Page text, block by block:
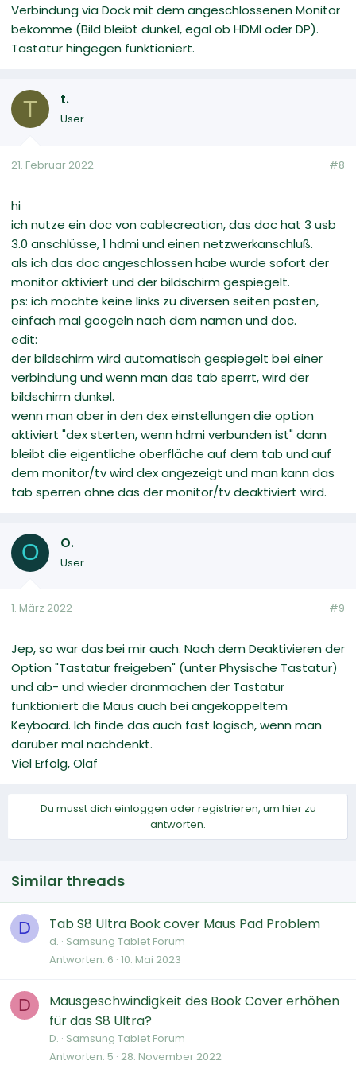
Verbindung via Dock mit dem angeschlossenen Monitor
bekomme (Bild bleibt dunkel, egal ob HDMI oder DP).
Tastatur hingegen funktioniert.
T t.
User
21. Februar 2022 #8
hi
ich nutze ein doc von cablecreation, das doc hat 3 usb
3.0 anschlüsse, 1 hdmi und einen netzwerkanschluß.
als ich das doc angeschlossen habe wurde sofort der
monitor aktiviert und der bildschirm gespiegelt.
ps: ich möchte keine links zu diversen seiten posten,
einfach mal googeln nach dem namen und doc.
edit:
der bildschirm wird automatisch gespiegelt bei einer
verbindung und wenn man das tab sperrt, wird der
bildschirm dunkel.
wenn man aber in den dex einstellungen die option
aktiviert "dex sterten, wenn hdmi verbunden ist" dann
bleibt die eigentliche oberfläche auf dem tab und auf
dem monitor/tv wird dex angezeigt und man kann das
tab sperren ohne das der monitor/tv deaktiviert wird.
O O.
User
1. März 2022 #9
Jep, so war das bei mir auch. Nach dem Deaktivieren der
Option "Tastatur freigeben" (unter Physische Tastatur)
und ab- und wieder dranmachen der Tastatur
funktioniert die Maus auch bei angekoppeltem
Keyboard. Ich finde das auch fast logisch, wenn man
darüber mal nachdenkt.
Viel Erfolg, Olaf
Du musst dich einloggen oder registrieren, um hier zu
antworten.
Similar threads
D Tab S8 Ultra Book cover Maus Pad Problem
d. Samsung Tablet Forum
Antworten 6 10. Mai 2023
D
Mausgeschwindigkeit des Book Cover erhöhen
für das S8 Ultra?
D. Samsung Tablet Forum
Antworten 5 28. November 2022